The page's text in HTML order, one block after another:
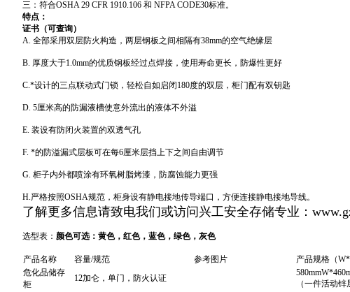
三：符合OSHA 29 CFR 1910.106 和 NFPA CODE30标准。
特点：
证书（可查询）
A. 全部采用双层防火构造，两层钢板之间相隔有38mm的空气绝缘层
B. 厚度大于1.0mm的优质钢板经过点焊接，使用寿命更长，防爆性更好
C.*设计的三点联动式门锁，轻松自如启闭180度的双层，柜门配有双钥匙
D. 5厘米高的防漏液槽使意外流出的液体不外溢
E. 装设有防闭火装置的双透气孔
F. *的防溢漏式层板可在每6厘米层挡上下之间自由调节
G. 柜子内外都喷涂有环氧树脂烤漆，防腐蚀能力更强
H.严格按照OSHA规范，柜身设有静电接地传导端口，方便连接静电接地导线。
了解更多信息请致电我们或访问兴工安全存储专业：
选型表： 颜色可选：黄色，红色，蓝色，绿色，灰色
产品名称 容量/规范 参考图片
产品规格（
危化品储存
柜
12加仑，单门，防火认证
580
（一件活动锌